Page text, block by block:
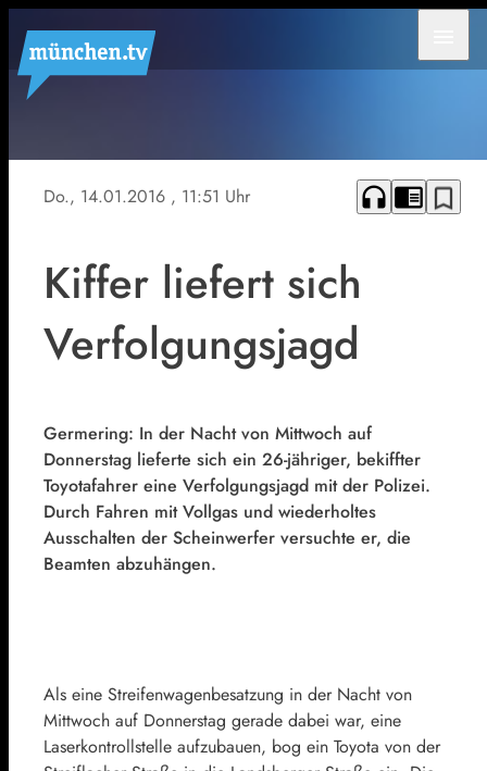
Do., 14.01.2016 , 11:51 Uhr headphones chrome_reader_mode bookmark_border
Kiffer liefert sich
Verfolgungsjagd
Germering: In der Nacht von Mittwoch auf
Donnerstag lieferte sich ein 26-jähriger, bekiffter
Toyotafahrer eine Verfolgungsjagd mit der Polizei.
Durch Fahren mit Vollgas und wiederholtes
Ausschalten der Scheinwerfer versuchte er, die
Beamten abzuhängen.
Als eine Streifenwagenbesatzung in der Nacht von
Mittwoch auf Donnerstag gerade dabei war, eine
Laserkontrollstelle aufzubauen, bog ein Toyota von der